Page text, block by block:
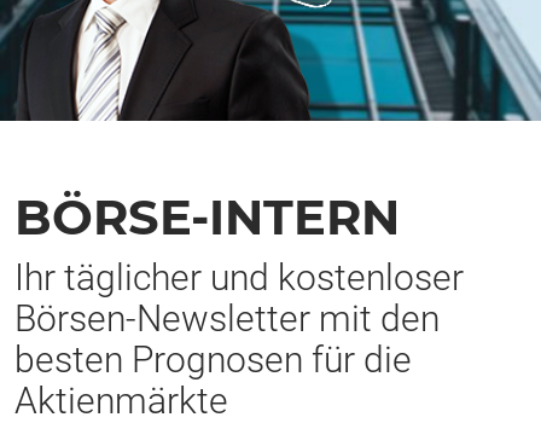
BÖRSE-INTERN
Ihr täglicher und kostenloser
Börsen-Newsletter mit den
besten Prognosen für die
Aktienmärkte